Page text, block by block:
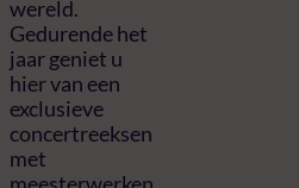
wereld.
Gedurende het
jaar geniet u
hier van een
exclusieve
concertreeksen
met